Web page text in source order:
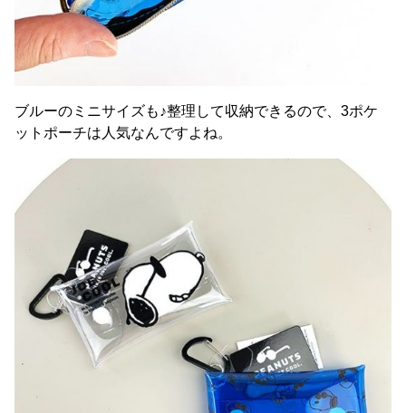
ブルーのミニサイズも♪整理して収納できるので、3ポケ
ットポーチは人気なんですよね。